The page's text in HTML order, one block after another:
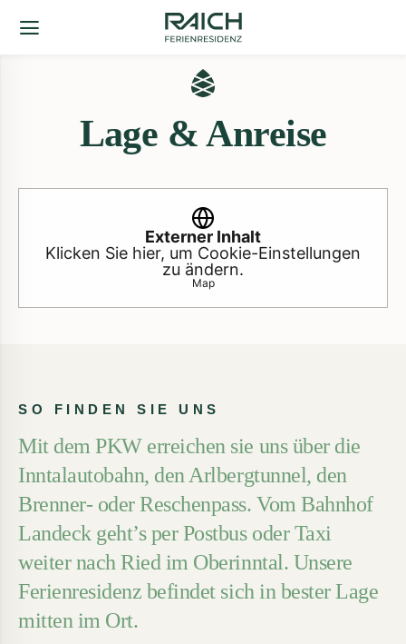
Lage & Anreise
Externer Inhalt
Klicken Sie hier, um Cookie-Einstellungen
zu ändern.
Map
SO FINDEN SIE UNS
Mit dem PKW erreichen sie uns über die
Inntalautobahn, den Arlbergtunnel, den
Brenner- oder Reschenpass. Vom Bahnhof
Landeck geht’s per Postbus oder Taxi
weiter nach Ried im Oberinntal. Unsere
Ferienresidenz befindet sich in bester Lage
mitten im Ort.